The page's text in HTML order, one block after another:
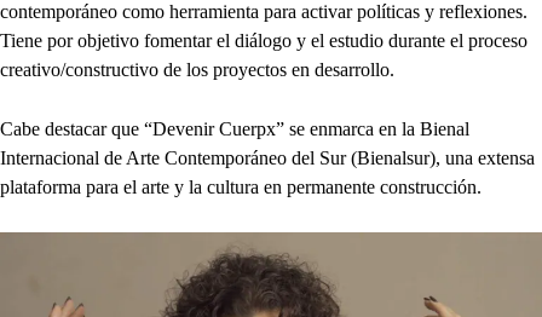
contemporáneo como herramienta para activar políticas y reflexiones.
Tiene por objetivo fomentar el diálogo y el estudio durante el proceso
creativo/constructivo de los proyectos en desarrollo.
Cabe destacar que “Devenir Cuerpx” se enmarca en la Bienal
Internacional de Arte Contemporáneo del Sur (Bienalsur), una extensa
plataforma para el arte y la cultura en permanente construcción.